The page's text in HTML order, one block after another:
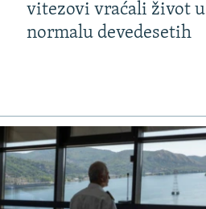
vitezovi vraćali život u
normalu devedesetih